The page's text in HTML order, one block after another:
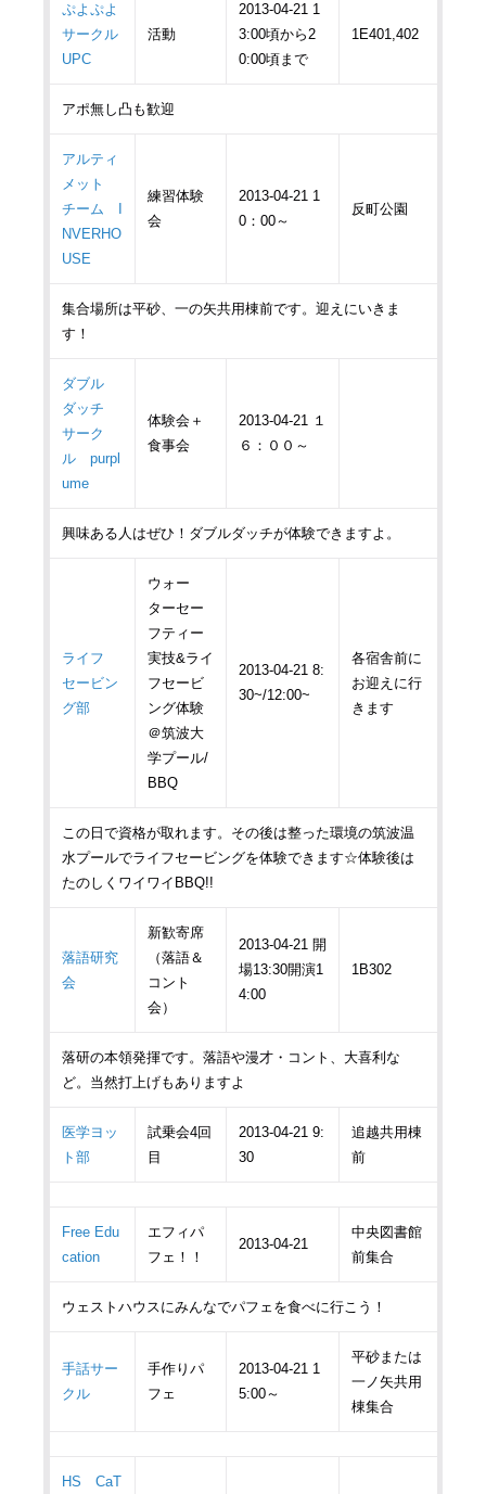
ぷよぷよ
サークル
UPC
活動
2013-04-21 1
3:00頃から2
0:00頃まで
1E401,402
アポ無し凸も歓迎
アルティ
メット
チーム I
NVERHO
USE
練習体験
会
2013-04-21 1
0：00～
反町公園
集合場所は平砂、一の矢共用棟前です。迎えにいきま
す！
ダブル
ダッチ
サーク
ル purpl
ume
体験会＋
食事会
2013-04-21 １
６：００～
興味ある人はぜひ！ダブルダッチが体験できますよ。
ライフ
セービン
グ部
ウォー
ターセー
フティー
実技&ライ
フセービ
ング体験
＠筑波大
学プール/
BBQ
2013-04-21 8:
30~/12:00~
各宿舎前に
お迎えに行
きます
この日で資格が取れます。その後は整った環境の筑波温
水プールでライフセービングを体験できます☆体験後は
たのしくワイワイBBQ!!
落語研究
会
新歓寄席
（落語＆
コント
会）
2013-04-21 開
場13:30開演1
4:00
1B302
落研の本領発揮です。落語や漫才・コント、大喜利な
ど。当然打上げもありますよ
医学ヨッ
ト部
試乗会4回
目
2013-04-21 9:
30
追越共用棟
前
Free Edu
cation
エフィパ
フェ！！
2013-04-21
中央図書館
前集合
ウェストハウスにみんなでパフェを食べに行こう！
手話サー
クル
手作りパ
フェ
2013-04-21 1
5:00～
平砂または
一ノ矢共用
棟集合
HS CaT